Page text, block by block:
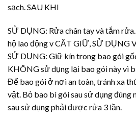
sạch. SAU KHI
SỬ DỤNG: Rửa chân tay và tắm
hộ lao động v CẤT GIỮ, SỬ DỤNG
SỬ DỤNG: Giữ kín trong bao gói
KHÔNG sử dụng lại bao gói này vì
Để bao gói ở nơi an toàn, tránh xa
vật. Bỏ bao bì gói sau sử dụng đúng
sau sử dụng phải được rửa 3 lần.